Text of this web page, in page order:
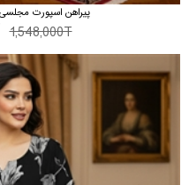
پیراهن اسپورت
1,548,000T